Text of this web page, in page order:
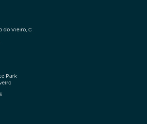
do Vieiro, C
Park